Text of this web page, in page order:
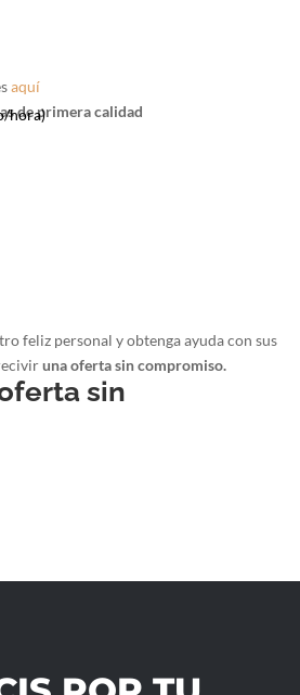
aquí
de primera calidad
hora)
feliz personal y obtenga ayuda con sus
una oferta sin compromiso.
sin